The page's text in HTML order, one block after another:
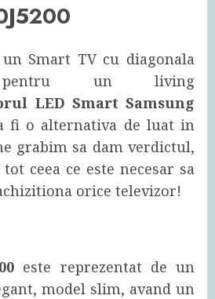
Smart TV cu diagonala
pentru un living
LED Smart Samsung
fi o alternativa de luat in
grabim sa dam verdictul,
ceea ce este necesar sa
orice televizor!
este reprezentat de un
model slim, avand un